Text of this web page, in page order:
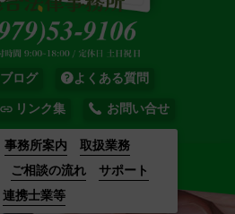
ブログ よくある質問
リンク集 お問い合せ
事務所案内
取扱業務
ご相談の流れ
サポート
連携士業等